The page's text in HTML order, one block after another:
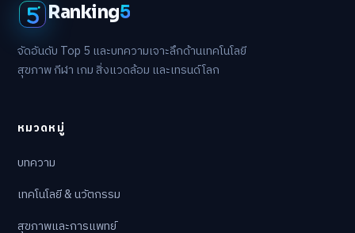
Ranking5
จัดอันดับ Top 5 และบทความเจาะลึกด้านเทคโนโลยี
สุขภาพ กีฬา เกม สิ่งแวดล้อม และเทรนด์โลก
หมวดหมู่
บทความ
เทคโนโลยี & นวัตกรรม
สุขภาพและการแพทย์